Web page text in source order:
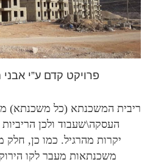
פרויקט קדם ע”י
ריבית המשכנתא (כל משכנתא)
העסקה\שעבוד ולכן הריביות
יקרות מהרגיל. כמו כן, חלק
משכנתאות מעבר לקו